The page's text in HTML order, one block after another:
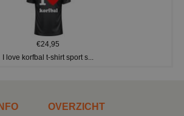
€24,95
I love korfbal t-shirt sport s...
OVERZICHT